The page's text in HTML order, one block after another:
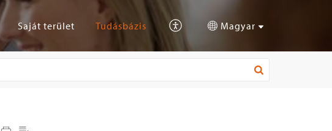
Saját terület Tudásbázis Magyar